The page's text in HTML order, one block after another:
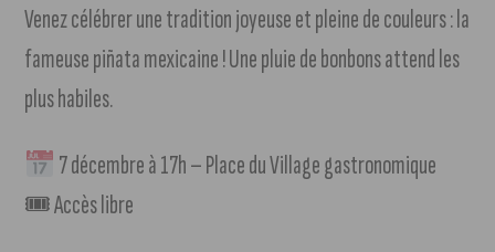
Venez célébrer une tradition joyeuse et pleine de couleurs : la
fameuse piñata mexicaine ! Une pluie de bonbons attend les
plus habiles.
7 décembre à 17h – Place du Village gastronomique
🎟 Accès libre